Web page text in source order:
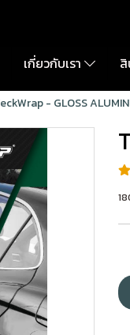
เกี่ยวกับเรา
- GLOSS